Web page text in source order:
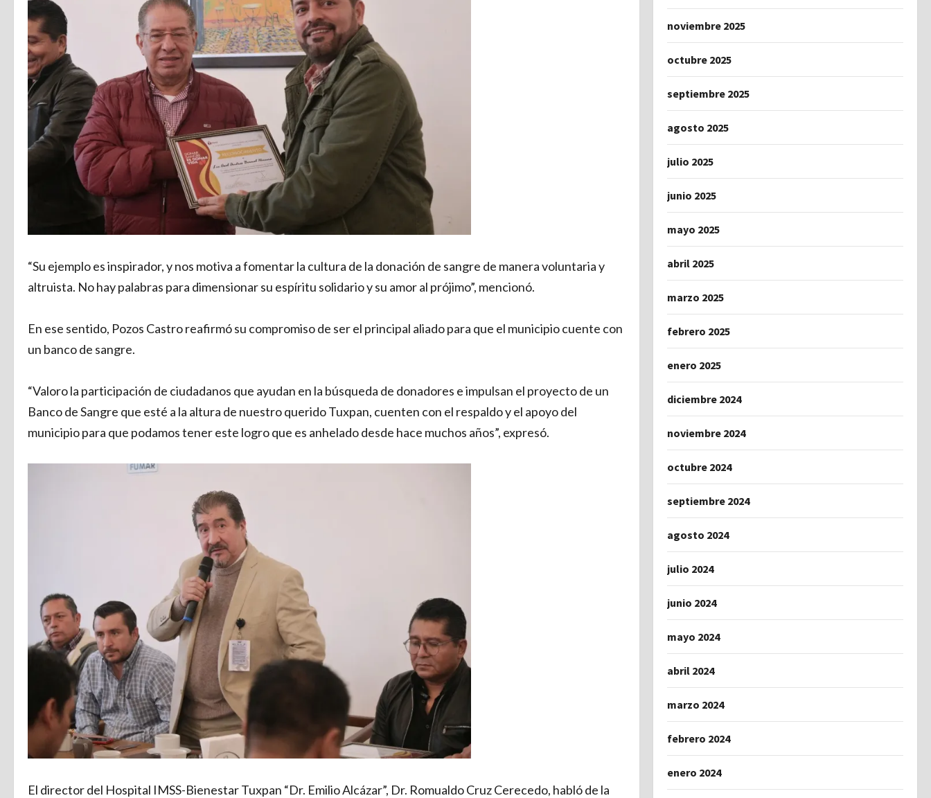
“Su ejemplo es inspirador, y nos motiva a fomentar la cultura de la donación de sangre de manera voluntaria y
altruista. No hay palabras para dimensionar su espíritu solidario y su amor al prójimo”, mencionó.
En ese sentido, Pozos Castro reafirmó su compromiso de ser el principal aliado para que el municipio cuente con
un banco de sangre.
“Valoro la participación de ciudadanos que ayudan en la búsqueda de donadores e impulsan el proyecto de un
Banco de Sangre que esté a la altura de nuestro querido Tuxpan, cuenten con el respaldo y el apoyo del
municipio para que podamos tener este logro que es anhelado desde hace muchos años”, expresó.
El director del Hospital IMSS-Bienestar Tuxpan “Dr. Emilio Alcázar”, Dr. Romualdo Cruz Cerecedo, habló de la
noviembre 2025
octubre 2025
septiembre 2025
agosto 2025
julio 2025
junio 2025
mayo 2025
abril 2025
marzo 2025
febrero 2025
enero 2025
diciembre 2024
noviembre 2024
octubre 2024
septiembre 2024
agosto 2024
julio 2024
junio 2024
mayo 2024
abril 2024
marzo 2024
febrero 2024
enero 2024